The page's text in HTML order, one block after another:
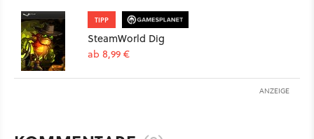
TIPP
SteamWorld Dig
ab 8,99 €
ANZEIGE